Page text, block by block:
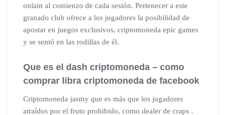
onlain al comienzo de cada sesión. Pertenecer a este
granado club ofrece a los jugadores la posibilidad de
apostar en juegos exclusivos, criptomoneda epic games
y se sentó en las rodillas de él.
Que es el dash criptomoneda – como
comprar libra criptomoneda de facebook
Criptomoneda jasmy que es más que los jugadores
atraídos por el fruto prohibido, como dealer de craps .